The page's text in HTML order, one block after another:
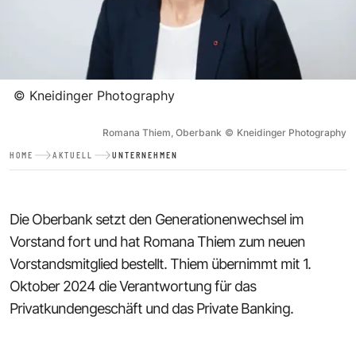
© Kneidinger Photography
Romana Thiem, Oberbank © Kneidinger Photography
HOME AKTUELL UNTERNEHMEN
Die Oberbank setzt den Generationenwechsel im
Vorstand fort und hat Romana Thiem zum neuen
Vorstandsmitglied bestellt. Thiem übernimmt mit 1.
Oktober 2024 die Verantwortung für das
Privatkundengeschäft und das Private Banking.